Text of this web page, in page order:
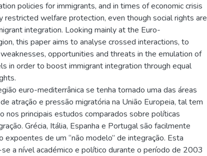
policies for immigrants, and in times of economic crisis
restricted welfare protection, even though social rights are
integration. Looking mainly at the Euro-
this paper aims to analyse crossed interactions, to
opportunities and threats in the emulation of
in order to boost immigrant integration through equal
euro-mediterrânica se tenha tornado uma das áreas
atração e pressão migratória na União Europeia, tal tem
nos principais estudos comparados sobre políticas
Grécia, Itália, Espanha e Portugal são facilmente
expoentes de um “não modelo” de integração. Esta
a nível académico e político durante o período de 2003